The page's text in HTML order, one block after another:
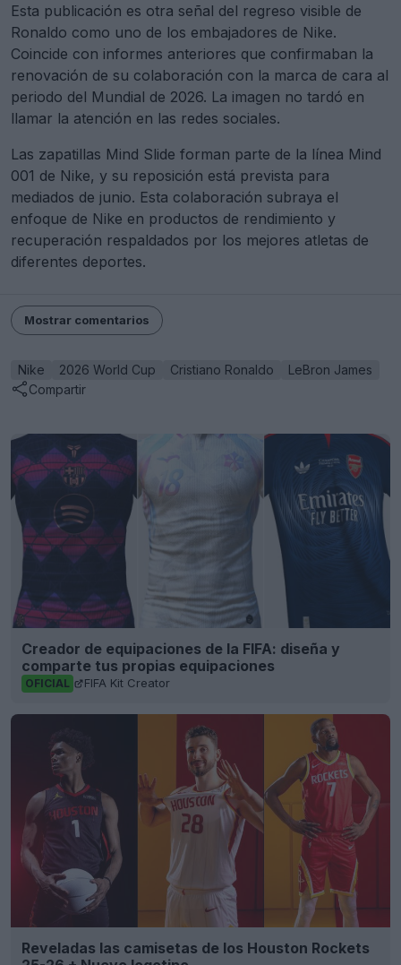
Esta publicación es otra señal del regreso visible de
Ronaldo como uno de los embajadores de Nike.
Coincide con informes anteriores que confirmaban la
renovación de su colaboración con la marca de cara al
periodo del Mundial de 2026. La imagen no tardó en
llamar la atención en las redes sociales.
Las zapatillas Mind Slide forman parte de la línea Mind
001 de Nike, y su reposición está prevista para
mediados de junio. Esta colaboración subraya el
enfoque de Nike en productos de rendimiento y
recuperación respaldados por los mejores atletas de
diferentes deportes.
Mostrar comentarios
Nike 2026 World Cup Cristiano Ronaldo
LeBron James
Compartir
Creador de equipaciones de la FIFA: diseña y
comparte tus propias equipaciones
OFICIAL FIFA Kit Creator
Reveladas las camisetas de los Houston Rockets